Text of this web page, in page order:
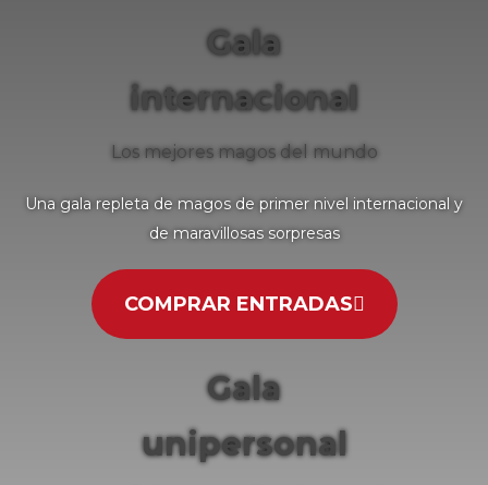
Gala
internacional
Los mejores magos del mundo
Una gala repleta de magos de primer nivel internacional y
de maravillosas sorpresas
COMPRAR ENTRADAS
Gala
unipersonal